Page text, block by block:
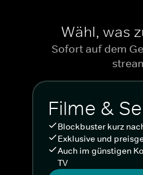
Wähl, was
Sofort auf dem
Filme &
Blockbuster kurz
Exklusive und
Auch im günstigen
TV